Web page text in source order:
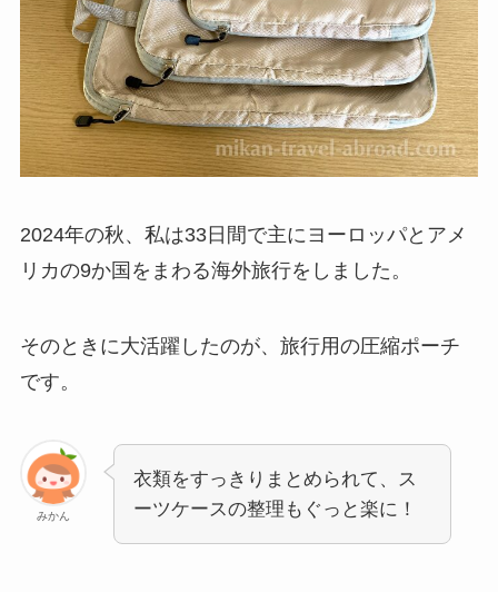
2024年の秋、私は33日間で主にヨーロッパとアメ
リカの9か国をまわる海外旅行をしました。
そのときに大活躍したのが、旅行用の圧縮ポーチ
です。
みかん
衣類をすっきりまとめられて、ス
ーツケースの整理もぐっと楽に！